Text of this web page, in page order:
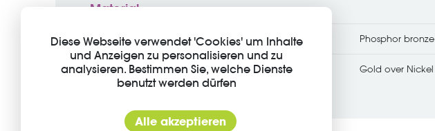
Material
Material of contact Phosphor bronze
Contact plating Gold over Nickel
Diese Webseite verwendet 'Cookies' um Inhalte
und Anzeigen zu personalisieren und zu
analysieren. Bestimmen Sie, welche Dienste
benutzt werden dürfen
Alle akzeptieren